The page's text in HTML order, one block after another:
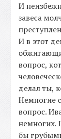
И
завеса
И в этот
вопрос,
делал ты,
Немногие
вопрос.
немногих.
бы